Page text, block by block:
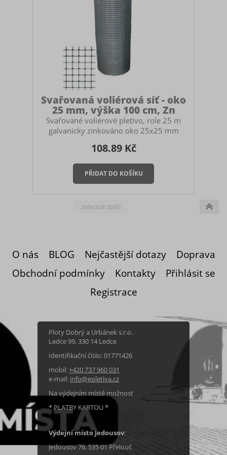
Svařovaná voliérová síť - oko
25 mm, výška 100 cm, Zn
Svařované voliérové pletivo, role 25 m
galvanicky zinkováno oko 25x25 mm
za 1 m) Použití Stavba voliér, klecí,
ohrádek, kurníků pro zvířata. Ochrana
stromků, záhonů a keřů proti okusu.
Oddělení prostoru ve sklenících, zahradách
nebo hospodářských stavbách. Na plot -
proti prolézání drobných zvířat nebo
pejsků. Práce s voliérovým pletivem
108.89 Kč
O nás BLOG Nejčastější dotazy
Doprava
Obchodní podmínky
Kontakty
Přihlásit se
Registrace
Ploty Dobrý a Urbánek s.r.o.
Ledce 99, 330 14 Ledce
Identifikační číslo: 01771426
mobil:+420 737 960 031
e-mail: info@epletiva.cz
Na výdejním místě možnost
* PLATBY KARTOU *
Výdejní místo Jedousov:
Jedousov 76, 535 01 Přelouč